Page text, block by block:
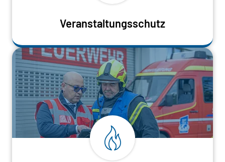
Veranstaltungsschutz